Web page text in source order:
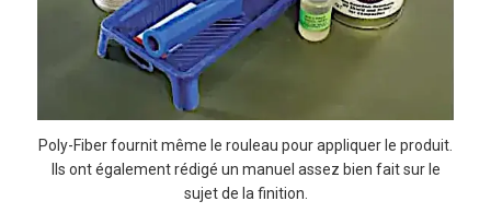
Poly-Fiber fournit même le rouleau pour appliquer le produit.
Ils ont également rédigé un manuel assez bien fait sur le
sujet de la finition.